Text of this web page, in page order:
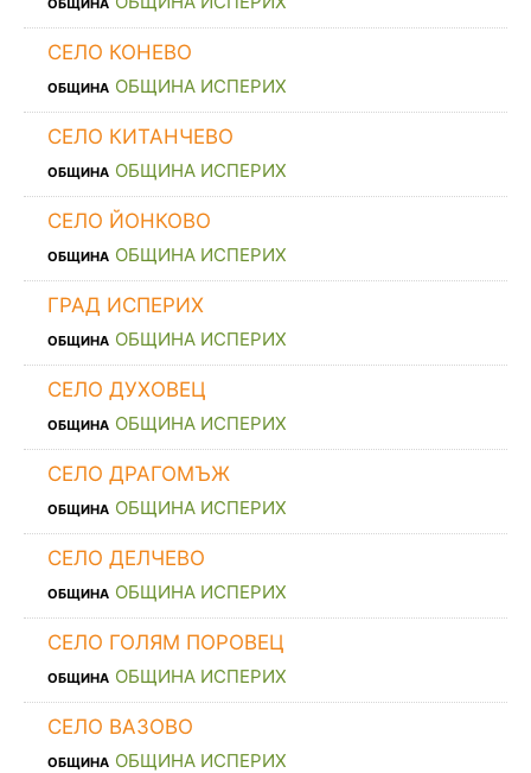
ОБЩИНА
СЕЛО КОНЕВО
ОБЩИНА ОБЩИНА ИСПЕРИХ
СЕЛО КИТАНЧЕВО
ОБЩИНА ОБЩИНА ИСПЕРИХ
СЕЛО ЙОНКОВО
ОБЩИНА ОБЩИНА ИСПЕРИХ
ГРАД ИСПЕРИХ
ОБЩИНА ОБЩИНА ИСПЕРИХ
СЕЛО ДУХОВЕЦ
ОБЩИНА ОБЩИНА ИСПЕРИХ
СЕЛО ДРАГОМЪЖ
ОБЩИНА ОБЩИНА ИСПЕРИХ
СЕЛО ДЕЛЧЕВО
ОБЩИНА ОБЩИНА ИСПЕРИХ
СЕЛО ГОЛЯМ ПОРОВЕЦ
ОБЩИНА ОБЩИНА ИСПЕРИХ
СЕЛО ВАЗОВО
ОБЩИНА ОБЩИНА ИСПЕРИХ